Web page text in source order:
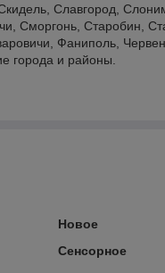
Славгород,
Сморгонь, Старобин,
Фаниполь,
города и районы.
Новое
Сенсорное